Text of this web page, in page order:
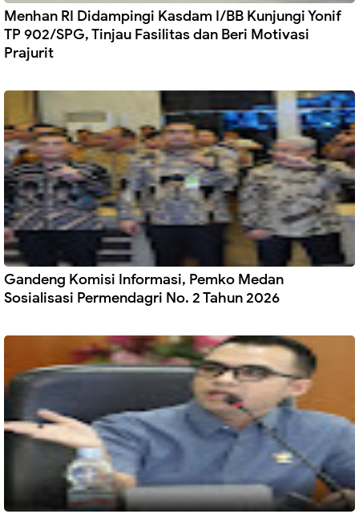
Menhan RI Didampingi Kasdam I/BB Kunjungi Yonif
TP 902/SPG, Tinjau Fasilitas dan Beri Motivasi
Prajurit
Gandeng Komisi Informasi, Pemko Medan
Sosialisasi Permendagri No. 2 Tahun 2026